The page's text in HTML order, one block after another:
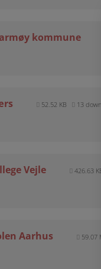
kommune
52.52 KB 13
Vejle 426.63
Aarhus 59.07